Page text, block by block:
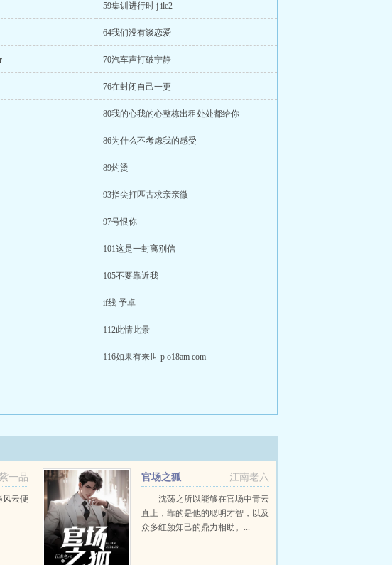
59集训进行时 j ile2
64我们没有谈恋爱
70汽车声打破宁静
76在封闭自己一更
80我的心我的心整栋出租处处都给你
86为什么不考虑我的感受
89灼烫
93指尖打匹古求亲亲微
97号恨你
101这是一封离别信
105不要靠近我
if线 予卓
112此情此景
116如果有来世 p o18am com
一品
风云便
江南老六
官场之狐
沈荡之所以能够在官场中青云
直上，靠的是他的聪明才智，以及
众多红颜知己的鼎力相助。...